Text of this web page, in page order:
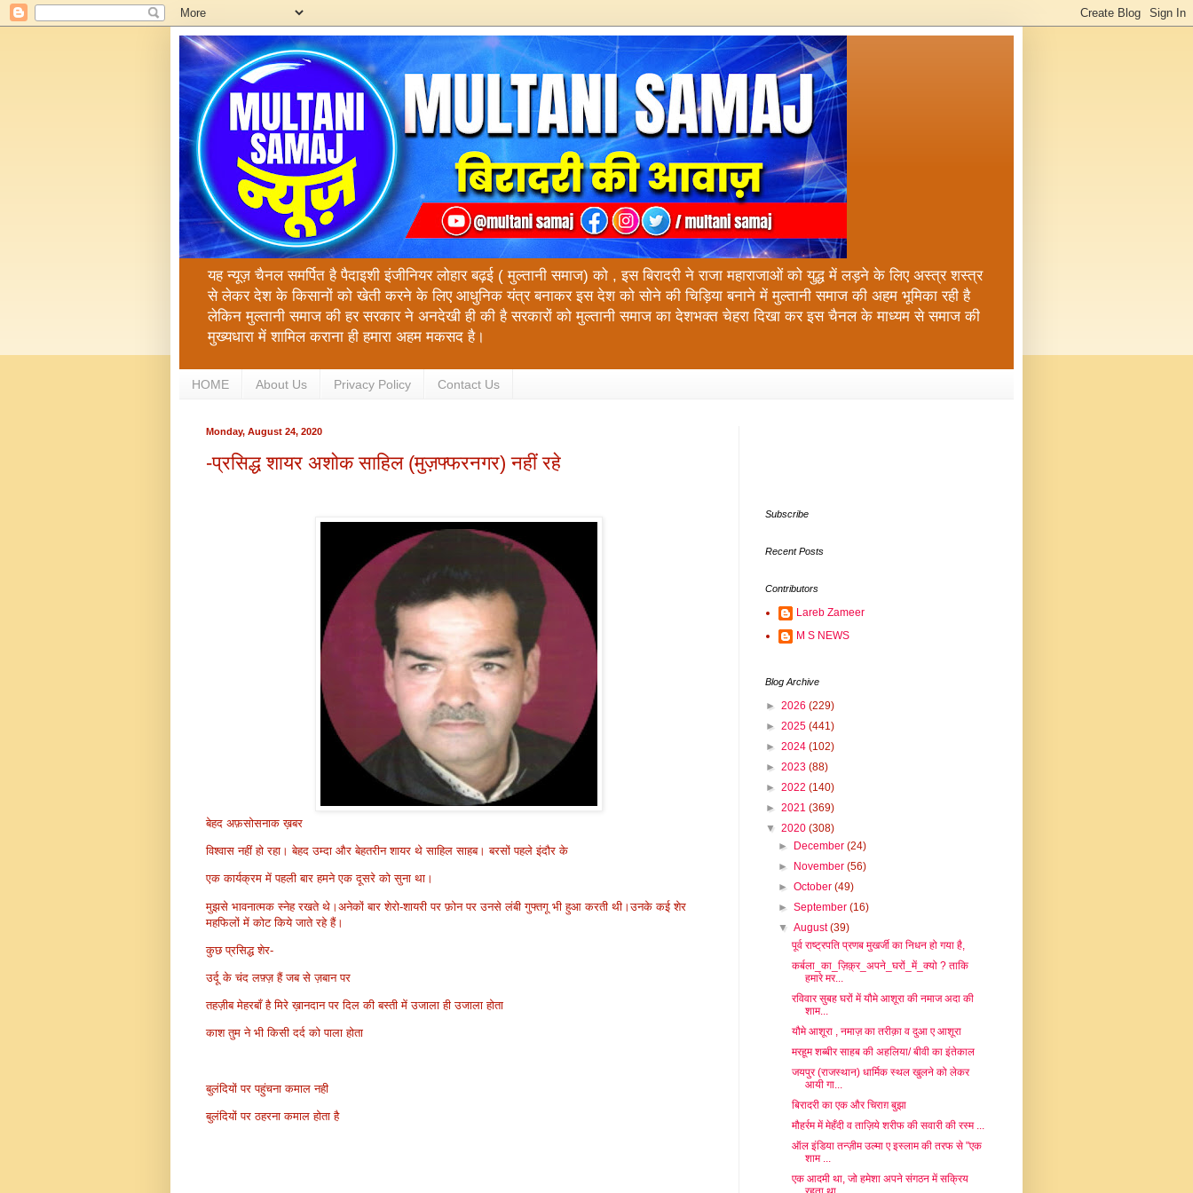
यह न्यूज़ चैनल समर्पित है पैदाइशी इंजीनियर लोहार बढ़ई ( मुल्तानी समाज) को , इस बिरादरी ने राजा महाराजाओं को युद्ध में लड़ने के लिए अस्त्र शस्त्र
से लेकर देश के किसानों को खेती करने के लिए आधुनिक यंत्र बनाकर इस देश को सोने की चिड़िया बनाने में मुल्तानी समाज की अहम भूमिका रही है
लेकिन मुल्तानी समाज की हर सरकार ने अनदेखी ही की है सरकारों को मुल्तानी समाज का देशभक्त चेहरा दिखा कर इस चैनल के माध्यम से समाज की
मुख्यधारा में शामिल कराना ही हमारा अहम मकसद है।
HOME About Us Privacy Policy Contact Us
Monday, August 24, 2020
-प्रसिद्ध शायर अशोक साहिल (मुज़फ्फरनगर) नहीं रहे
बेहद अफ़सोसनाक ख़बर
विश्वास नहीं हो रहा। बेहद उम्दा और बेहतरीन शायर थे साहिल साहब। बरसों पहले इंदौर के
एक कार्यक्रम में पहली बार हमने एक दूसरे को सुना था।
मुझसे भावनात्मक स्नेह रखते थे।अनेकों बार शेरो-शायरी पर फ़ोन पर उनसे लंबी गुफ्तगू भी हुआ करती थी।उनके कई शेर
महफिलों में कोट किये जाते रहे हैं।
कुछ प्रसिद्ध शेर-
उर्दू के चंद लफ़्ज़ हैं जब से ज़बान पर
तहज़ीब मेहरबाँ है मिरे ख़ानदान पर दिल की बस्ती में उजाला ही उजाला होता
काश तुम ने भी किसी दर्द को पाला होता
बुलंदियों पर पहुंचना कमाल नही
बुलंदियों पर ठहरना कमाल होता है
Subscribe
Recent Posts
Contributors
Lareb Zameer
M S NEWS
Blog Archive
► 2026 (229)
► 2025 (441)
► 2024 (102)
► 2023 (88)
► 2022 (140)
► 2021 (369)
▼ 2020 (308)
►
December(24)
►
November(56)
►October(49)
►September(16)
▼August(39)
पूर्व राष्ट्रपति प्रणब मुखर्जी का निधन हो गया है,
कर्बला_का_ज़िक़्र_अपने_घरों_में_क्यो ? ताकि
हमारे मर...
रविवार सुबह घरों में यौमे आशूरा की नमाज अदा की
शाम...
यौमे आशूरा , नमाज़ का तरीक़ा व दुआ ए आशूरा
मरहूम शब्बीर साहब की अहलिया/ बीवी का इंतेकाल
जयपुर (राजस्थान) धार्मिक स्थल खुलने को लेकर
आयी गा...
बिरादरी का एक और चिराग़ बुझा
मौहर्रम में मेहँदी व ताज़िये शरीफ की सवारी की रस्म ...
ऑल इंडिया तन्ज़ीम उल्मा ए इस्लाम की तरफ से "एक
शाम ...
एक आदमी था, जो हमेशा अपने संगठन में सक्रिय